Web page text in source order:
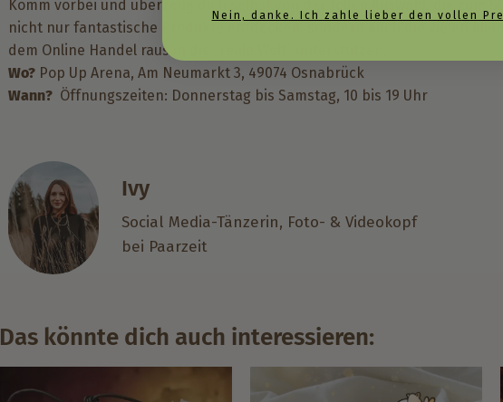
Komm vorbei und überzeug dich selbst von der tollen Auswahl, die zum
nicht nur fantastische Produkte entdecken, sondern auch die vielen
dem Online Handel raus in die „reale Welt“ unterstützen.
Wo? Pop Up Arena, Am Neumarkt 3, 49074 Osnabrück
Wann? Öffnungszeiten: Donnerstag bis Samstag, 10 bis 19 Uhr
Ivy
Social Media-Tänzerin, Foto- & Videokopf
bei Paarzeit
Das könnte dich auch interessieren:
Nein, danke. Ich zahle lieber den vollen